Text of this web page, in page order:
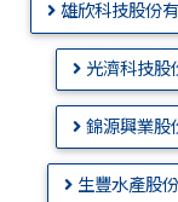
雄欣科技股份
光濟科技股
錦源興業股
生豐水產股